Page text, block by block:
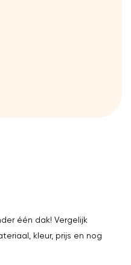
één dak! Vergelijk
kleur, prijs en nog